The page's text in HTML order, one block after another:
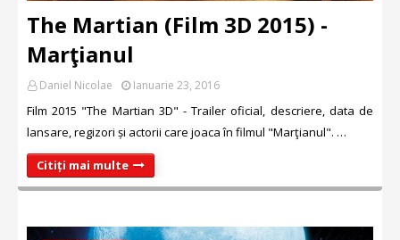
The Martian (Film 3D 2015) -
Marţianul
Daniel Nicolae Ianuarie 23, 2016
Film 2015 "The Martian 3D" - Trailer oficial, descriere, data de
lansare, regizori și actorii care joaca în filmul "Marţianul". …
Citiți mai multe